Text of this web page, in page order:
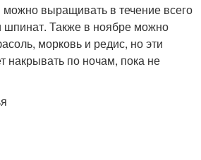
выращивать в течение всего
шпинат. Также в ноябре можно
морковь и редис, но эти
накрывать по ночам, пока не